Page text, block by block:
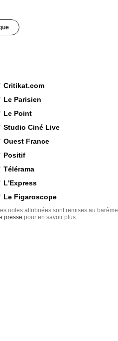
Critikat.com
Le Parisien
Le Point
Studio Ciné Live
Ouest France
Positif
Télérama
L'Express
Le Figaroscope
notes attribuées sont remises au barême
presse pour en savoir plus.